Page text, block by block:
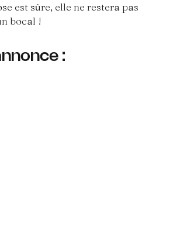
est sûre, elle ne restera pas
bocal !
: